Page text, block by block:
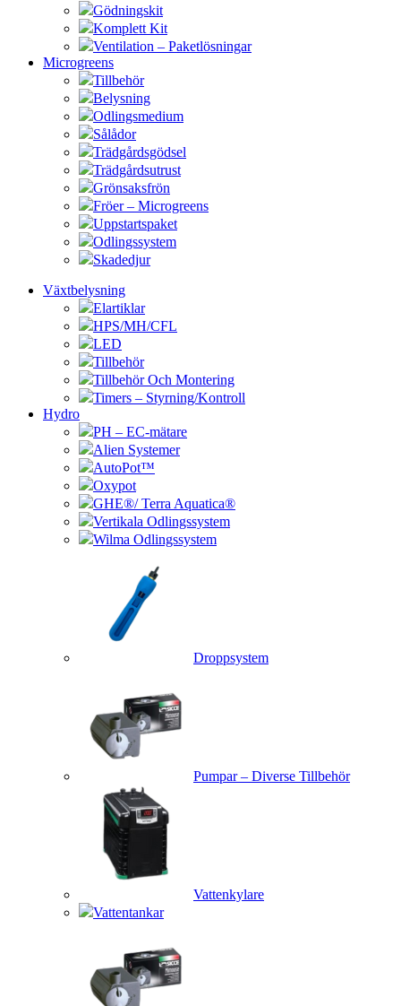
Gödningskit
Komplett Kit
Ventilation – Paketlösningar
Microgreens
Tillbehör
Belysning
Odlingsmedium
Sålådor
Trädgårdsgödsel
Trädgårdsutrust
Grönsaksfrön
Fröer – Microgreens
Uppstartspaket
Odlingssystem
Skadedjur
Växtbelysning
Elartiklar
HPS/MH/CFL
LED
Tillbehör
Tillbehör Och Montering
Timers – Styrning/Kontroll
Hydro
PH – EC-mätare
Alien Systemer
AutoPot™
Oxypot
GHE®/ Terra Aquatica®
Vertikala Odlingssystem
Wilma Odlingssystem
Droppsystem
Pumpar – Diverse Tillbehör
Vattenkylare
Vattentankar